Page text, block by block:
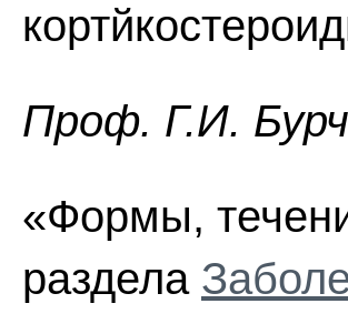
Проф. Г.И.
«Формы,
раздела